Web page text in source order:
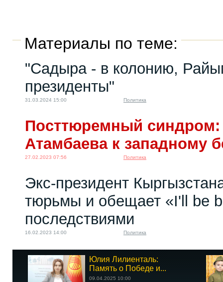
Материалы по теме:
"Садыра - в колонию,
президенты"
31.03.2024 15:00 Политика
Посттюремный синдром:
Атамбаева к западному
27.02.2023 07:56 Политика
Экс-президент
тюрьмы и обещает «I'll be
последствиями
16.02.2023 14:00 Политика
Юлия Лилиенталь:
Память о Победе и...
09.04.2025 10:00